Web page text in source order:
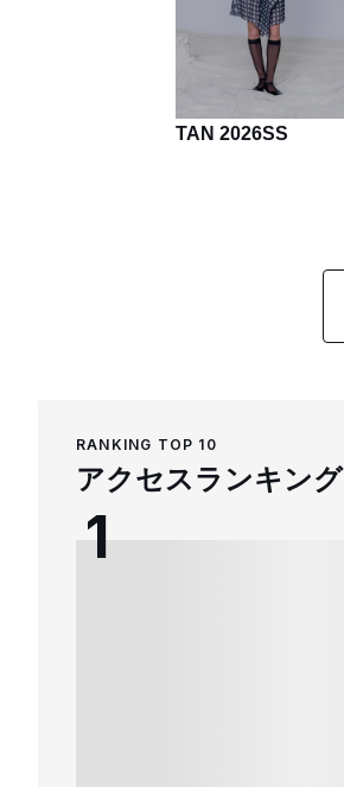
TAN 2026SS
RANKING TOP 10
アクセスランキング